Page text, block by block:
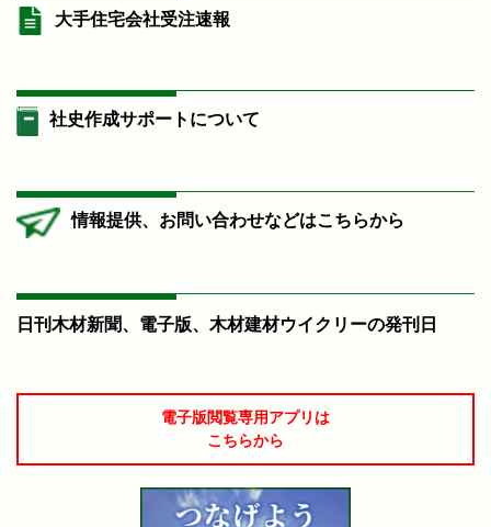
大手住宅会社受注速報
社史作成サポートについて
情報提供、お問い合わせなどはこちらから
日刊木材新聞、電子版、木材建材ウイクリーの発刊日
電子版閲覧専用アプリは
こちらから